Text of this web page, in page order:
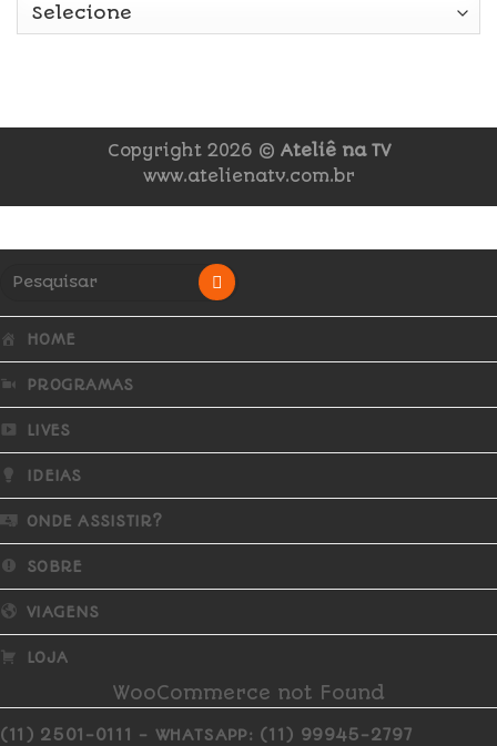
Copyright 2026 © Ateliê na TV
www.atelienatv.com.br
HOME
PROGRAMAS
LIVES
IDEIAS
ONDE ASSISTIR?
SOBRE
VIAGENS
LOJA
WooCommerce not Found
(11) 2501-0111 - WHATSAPP: (11) 99945-2797